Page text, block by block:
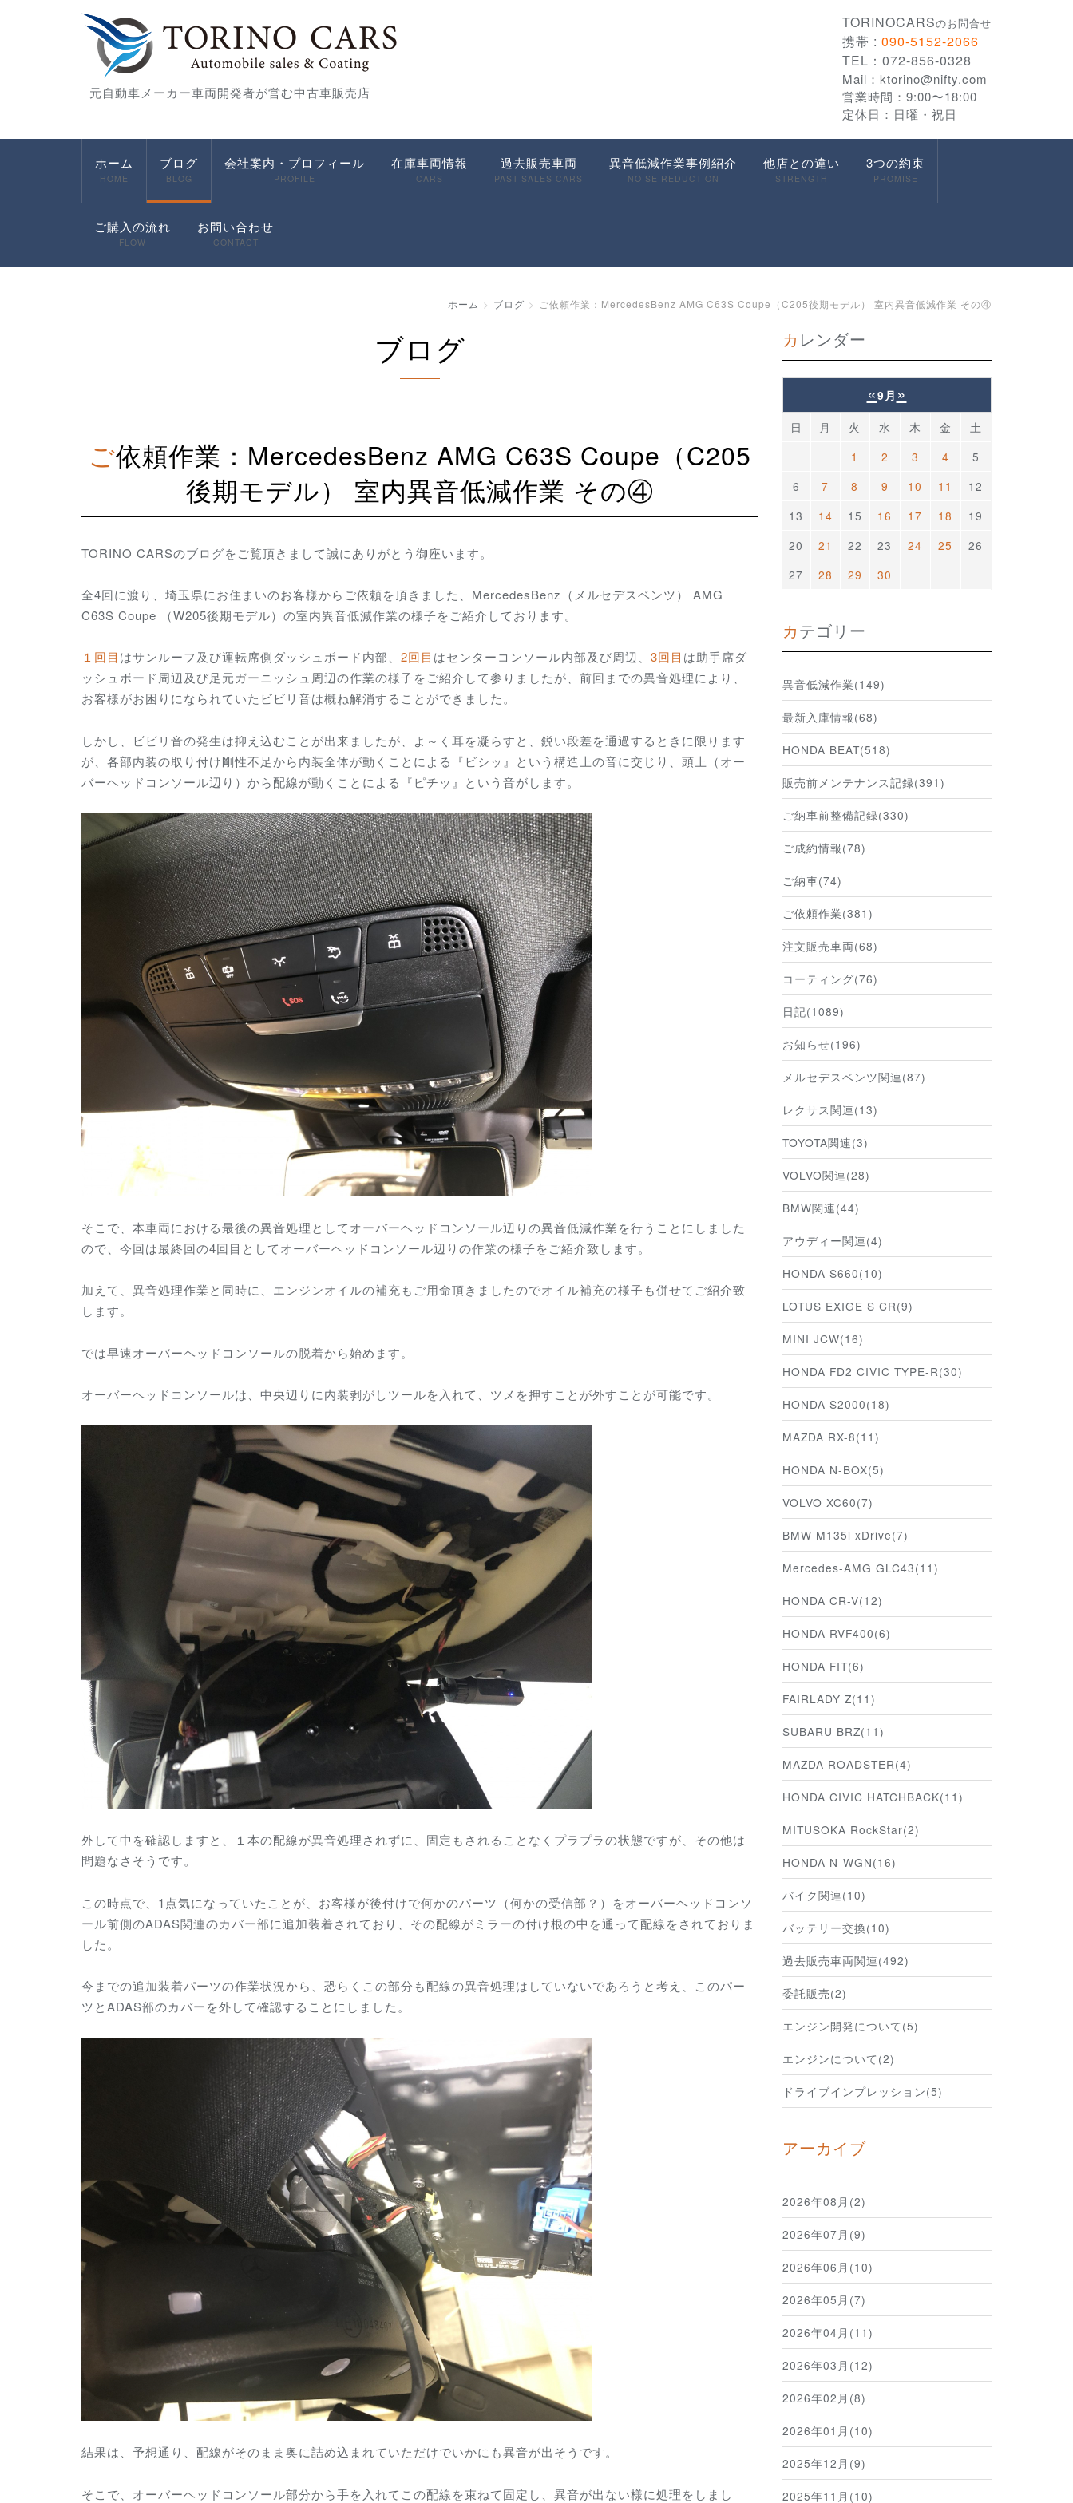
元自動車メーカー車両開発者が営む中古車販売店
TORINOCARSのお問合せ
携帯 : 090-5152-2066
TEL：072-856-0328
Mail： ktorino@nifty.com
営業時間：9:00〜18:00
定休日：日曜・祝日
ホーム
HOME
ブログ
BLOG
会社案内・プロフィール
PROFILE
在庫車両情報
CARS
過去販売車両
PAST SALES CARS
異音低減作業事例紹介
NOISE REDUCTION
他店との違い
STRENGTH
3つの約束
PROMISE
ご購入の流れ
FLOW
お問い合わせ
CONTACT
ホーム ブログ ご依頼作業：MercedesBenz AMG C63S Coupe（C205後期モデル） 室内異音低減作業 その④
ブログ
ご依頼作業：MercedesBenz AMG C63S Coupe（C205
後期モデル） 室内異音低減作業 その④
TORINO CARSのブログをご覧頂きまして誠にありがとう御座います。
全4回に渡り、埼玉県にお住まいのお客様からご依頼を頂きました、MercedesBenz（メルセデスベンツ） AMG
C63S Coupe （W205後期モデル）の室内異音低減作業の様子をご紹介しております。
１回目 はサンルーフ及び運転席側ダッシュボード内部、 2回目 はセンターコンソール内部及び周辺、 3回目 は助手席ダ
ッシュボード周辺及び足元ガーニッシュ周辺の作業の様子をご紹介して参りましたが、前回までの異音処理により、
お客様がお困りになられていたビビリ音は概ね解消することができました。
しかし、ビビリ音の発生は抑え込むことが出来ましたが、よ～く耳を凝らすと、鋭い段差を通過するときに限ります
が、各部内装の取り付け剛性不足から内装全体が動くことによる『ビシッ』という構造上の音に交じり、頭上（オー
バーヘッドコンソール辺り）から配線が動くことによる『ピチッ』という音がします。
そこで、本車両における最後の異音処理としてオーバーヘッドコンソール辺りの異音低減作業を行うことにしました
ので、今回は最終回の4回目としてオーバーヘッドコンソール辺りの作業の様子をご紹介致します。
加えて、異音処理作業と同時に、エンジンオイルの補充もご用命頂きましたのでオイル補充の様子も併せてご紹介致
します。
では早速オーバーヘッドコンソールの脱着から始めます。
オーバーヘッドコンソールは、中央辺りに内装剥がしツールを入れて、ツメを押すことが外すことが可能です。
外して中を確認しますと、１本の配線が異音処理されずに、固定もされることなくプラプラの状態ですが、その他は
問題なさそうです。
この時点で、1点気になっていたことが、お客様が後付けで何かのパーツ（何かの受信部？）をオーバーヘッドコンソ
ール前側のADAS関連のカバー部に追加装着されており、その配線がミラーの付け根の中を通って配線をされておりま
した。
今までの追加装着パーツの作業状況から、恐らくこの部分も配線の異音処理はしていないであろうと考え、このパー
ツとADAS部のカバーを外して確認することにしました。
結果は、予想通り、配線がそのまま奥に詰め込まれていただけでいかにも異音が出そうです。
そこで、オーバーヘッドコンソール部分から手を入れてこの配線を束ねて固定し、異音が出ない様に処理をしまし
カレンダー
«9月 »
日 月 火 水 木 金
土
1
2 3 4
5
6
7 8 9 10 11
12
13
14 15 16 17 18
19
20
21 22 23 24 25
26
27
28 29 30
カテゴリー
異音低減作業(149)
最新入庫情報(68)
HONDA BEAT(518)
販売前メンテナンス記録(391)
ご納車前整備記録(330)
ご成約情報(78)
ご納車(74)
ご依頼作業(381)
注文販売車両(68)
コーティング(76)
日記(1089)
お知らせ(196)
メルセデスベンツ関連(87)
レクサス関連(13)
TOYOTA関連(3)
VOLVO関連(28)
BMW関連(44)
アウディー関連(4)
HONDA S660(10)
LOTUS EXIGE S CR(9)
MINI JCW(16)
HONDA FD2 CIVIC TYPE-R(30)
HONDA S2000(18)
MAZDA RX-8(11)
HONDA N-BOX(5)
VOLVO XC60(7)
BMW M135i xDrive(7)
Mercedes-AMG GLC43(11)
HONDA CR-V(12)
HONDA RVF400(6)
HONDA FIT(6)
FAIRLADY Z(11)
SUBARU BRZ(11)
MAZDA ROADSTER(4)
HONDA CIVIC HATCHBACK(11)
MITUSOKA RockStar(2)
HONDA N-WGN(16)
バイク関連(10)
バッテリー交換(10)
過去販売車両関連(492)
委託販売(2)
エンジン開発について(5)
エンジンについて(2)
ドライブインプレッション(5)
アーカイブ
2026年08月(2)
2026年07月(9)
2026年06月(10)
2026年05月(7)
2026年04月(11)
2026年03月(12)
2026年02月(8)
2026年01月(10)
2025年12月(9)
2025年11月(10)